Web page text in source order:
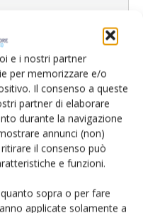
e i nostri partner
per memorizzare e/o
Il consenso a queste
partner di elaborare
durante la navigazione
annunci (non)
il consenso può
e funzioni.
sopra o per fare
applicate solamente a
agli agricoltori